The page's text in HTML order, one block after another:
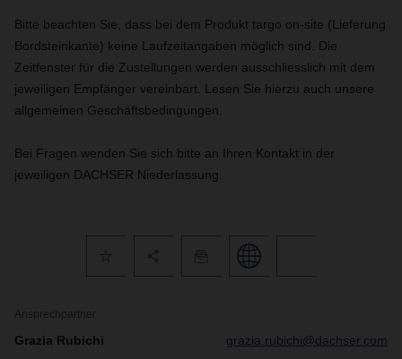
Bitte beachten Sie, dass bei dem Produkt targo on-site (Lieferung
Bordsteinkante) keine Laufzeitangaben möglich sind. Die
Zeitfenster für die Zustellungen werden ausschliesslich mit dem
jeweiligen Empfänger vereinbart. Lesen Sie hierzu auch unsere
allgemeinen Geschäftsbedingungen.
Bei Fragen wenden Sie sich bitte an Ihren Kontakt in der
jeweiligen DACHSER Niederlassung.
Ansprechpartner
Grazia Rubichi grazia.rubichi@dachser.com